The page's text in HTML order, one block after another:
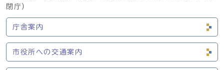
閉庁）
庁舎案内
市役所への交通案内